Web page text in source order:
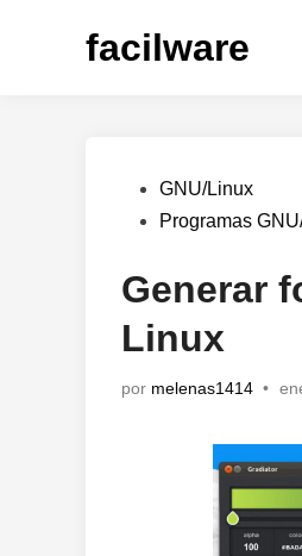
facilware
Publicado
en
GNU/Linux
Programas
Generar
Linux
por melenas1414 •